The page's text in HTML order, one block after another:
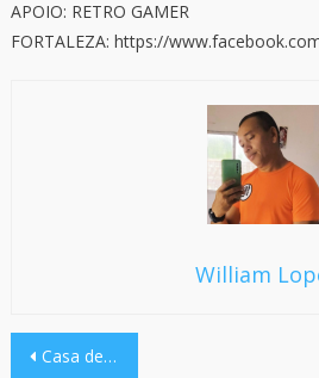
APOIO: RETRO GAMER
FORTALEZA: https://
William
Navegação
Casa de Cultura Digital